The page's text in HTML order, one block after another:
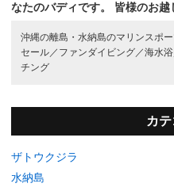
なたのバディです。
皆様のお越
沖縄の離島・水納島のマリンスポー
セール／ ファンダイビング／海水浴
チング
カ
ザトウクジラ
水納島